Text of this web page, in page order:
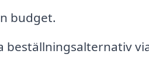
budget.
beställningsalternativ